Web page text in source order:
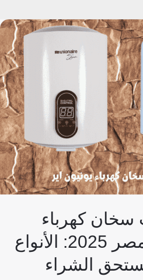
كهرباء
يونيون اير في مصر 2025: الأنواع
الشراء